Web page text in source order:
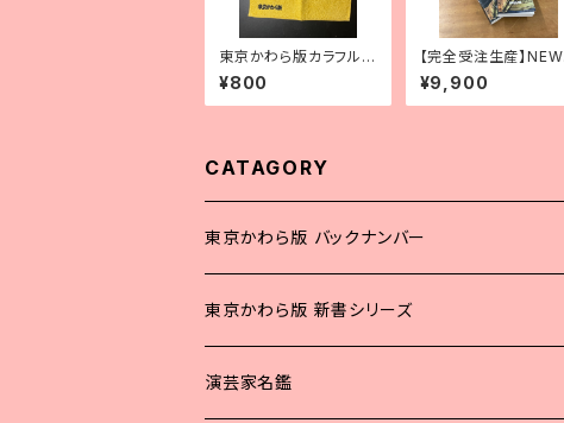
東京かわら版カラフル
今治たおる（黄）
¥800
【完全受注生産】NEW
東京かわら版カバー
¥9,900
CATAGORY
東京かわら版 バックナンバー
2025年
2024年
東京かわら版 新書シリーズ
演芸家名鑑